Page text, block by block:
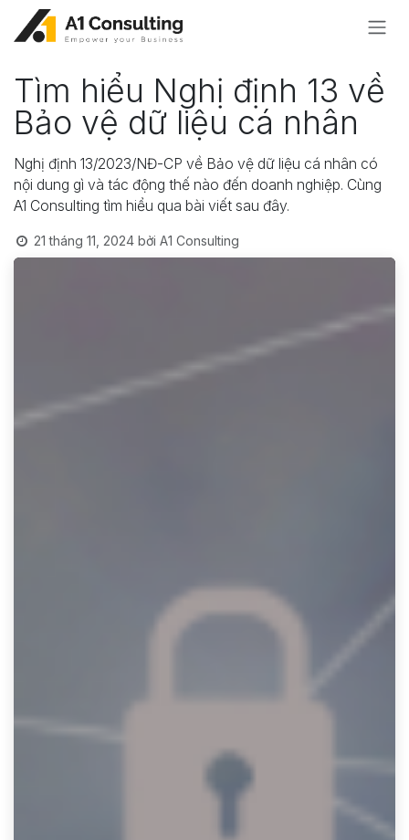
Bỏ qua để đến Nội dung
Tìm hiểu Nghị định 13 về
Bảo vệ dữ liệu cá nhân
Nghị định 13/2023/NĐ-CP về Bảo vệ dữ liệu cá nhân có
nội dung gì và tác động thế nào đến doanh nghiệp. Cùng
A1 Consulting tìm hiểu qua bài viết sau đây.
21 tháng 11, 2024 bởi A1 Consulting